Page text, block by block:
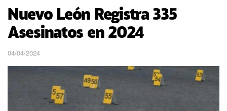
Nuevo León Registra 335
Asesinatos en 2024
04/04/2024